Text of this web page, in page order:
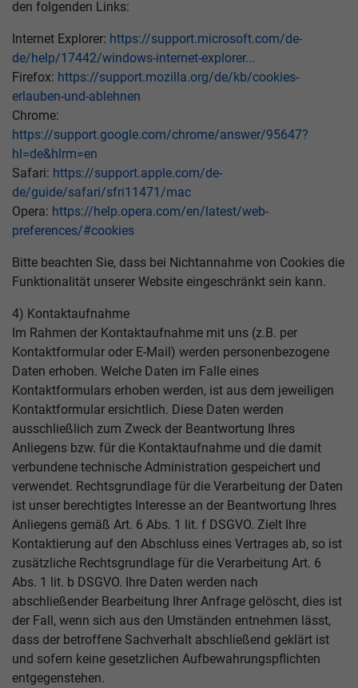
den folgenden Links:
Internet Explorer: https://support.microsoft.com/de-
de/help/17442/windows-internet-explorer...
Firefox: https://support.mozilla.org/de/kb/cookies-
erlauben-und-ablehnen
Chrome:
https://support.google.com/chrome/answer/95647?
hl=de&hlrm=en
Safari: https://support.apple.com/de-
de/guide/safari/sfri11471/mac
Opera: https://help.opera.com/en/latest/web-
preferences/#cookies
Bitte beachten Sie, dass bei Nichtannahme von Cookies die
Funktionalität unserer Website eingeschränkt sein kann.
4) Kontaktaufnahme
Im Rahmen der Kontaktaufnahme mit uns (z.B. per
Kontaktformular oder E-Mail) werden personenbezogene
Daten erhoben. Welche Daten im Falle eines
Kontaktformulars erhoben werden, ist aus dem jeweiligen
Kontaktformular ersichtlich. Diese Daten werden
ausschließlich zum Zweck der Beantwortung Ihres
Anliegens bzw. für die Kontaktaufnahme und die damit
verbundene technische Administration gespeichert und
verwendet. Rechtsgrundlage für die Verarbeitung der Daten
ist unser berechtigtes Interesse an der Beantwortung Ihres
Anliegens gemäß Art. 6 Abs. 1 lit. f DSGVO. Zielt Ihre
Kontaktierung auf den Abschluss eines Vertrages ab, so ist
zusätzliche Rechtsgrundlage für die Verarbeitung Art. 6
Abs. 1 lit. b DSGVO. Ihre Daten werden nach
abschließender Bearbeitung Ihrer Anfrage gelöscht, dies ist
der Fall, wenn sich aus den Umständen entnehmen lässt,
dass der betroffene Sachverhalt abschließend geklärt ist
und sofern keine gesetzlichen Aufbewahrungspflichten
entgegenstehen.